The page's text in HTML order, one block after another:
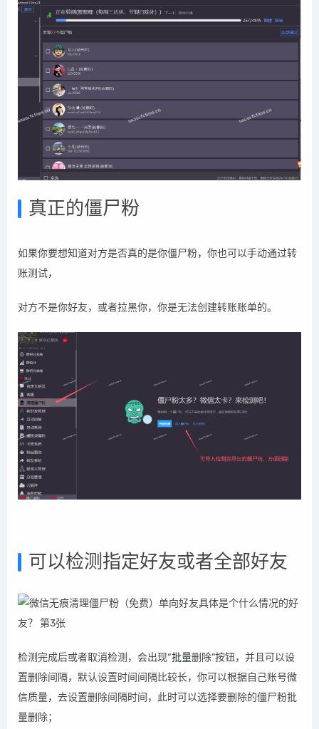
真正的僵尸粉
如果你要想知道对方是否真的是你僵尸粉，你也可以手动通过转
账测试，
对方不是你好友，或者拉黑你，你是无法创建转账账单的。
可以检测指定好友或者全部好友
检测完成后或者取消检测，会出现“批量删除”按钮，并且可以设
置删除间隔，默认设置时间间隔比较长，你可以根据自己账号微
信质量，去设置删除间隔时间，此时可以选择要删除的僵尸粉批
量删除；